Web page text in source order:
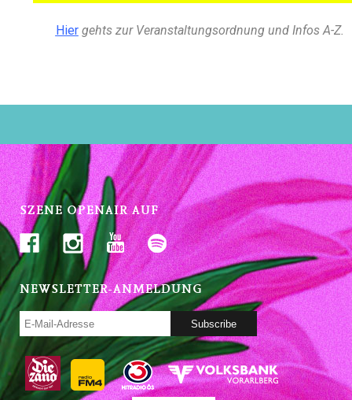
Hiergehts zur Veranstaltungsordnung und Infos A-Z.
SZENE OPENAIR AUF
NEWSLETTER-ANMELDUNG